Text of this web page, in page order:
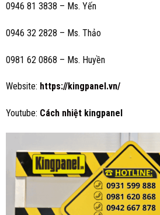
0946 81 3838 – Ms. Yến
0946 32 2828 – Ms. Thảo
0981 62 0868 – Ms. Huyền
Website: https://kingpanel.vn/
Youtube: Cách nhiệt kingpanel